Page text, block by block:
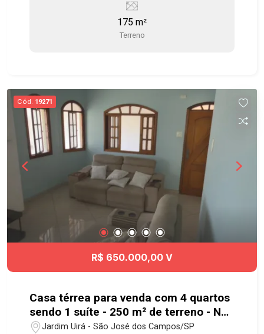
de SJC. Área: 7 X 25 = 175m2 Loteamento
Parque da Floresta (Próximo a Via Cambuí e
Igreja da Cidade) Diferenciais: Bairro planejado,
175 m²
Terreno
Cód. 19271
R$ 650.000,00 V
Casa térrea para venda com 4 quartos
sendo 1 suíte - 250 m² de terreno - No
bairro Jardim Uirá - SJC
Jardim Uirá - São José dos Campos/SP